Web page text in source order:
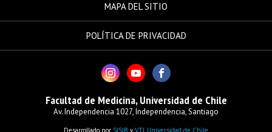
MAPA DEL SITIO
POLÍTICA DE PRIVACIDAD
Facultad de Medicina, Universidad de Chile
Av. Independencia 1027, Independencia, Santiago